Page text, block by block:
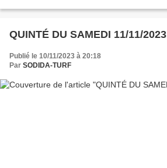
QUINTÉ DU SAMEDI 11/11/2023
Publié le 10/11/2023 à 20:18
Par SODIDA-TURF